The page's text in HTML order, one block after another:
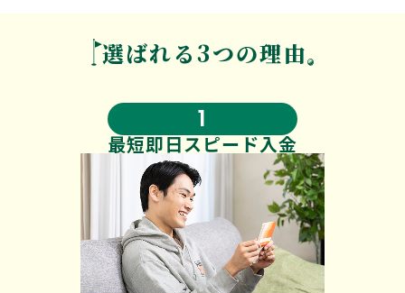
選ばれる3つの理由
1
最短即日スピード入金